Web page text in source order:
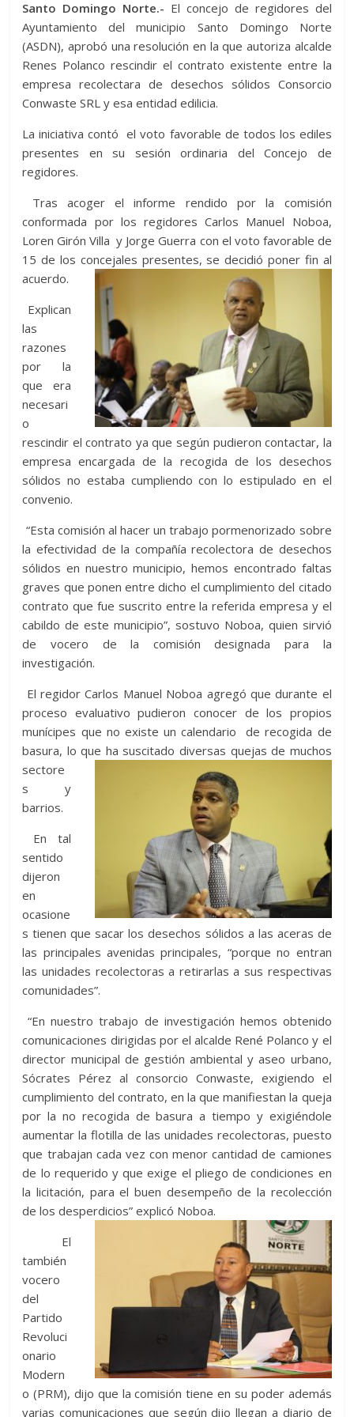
er s
A
p
p
di
t
b
o
o
k
e
n
g
er
p
e
gr
a
m
a
g
e
m
p
ar
ti
r
Santo Domingo Norte.- El concejo de regidores del
Ayuntamiento del municipio Santo Domingo Norte
(ASDN), aprobó una resolución en la que autoriza alcalde
Renes Polanco rescindir el contrato existente entre la
empresa recolectara de desechos sólidos Consorcio
Conwaste SRL y esa entidad edilicia.
La iniciativa contó el voto favorable de todos los ediles
presentes en su sesión ordinaria del Concejo de
regidores.
Tras acoger el informe rendido por la comisión
conformada por los regidores Carlos Manuel Noboa,
Loren Girón Villa y Jorge Guerra con el voto favorable de
15 de los concejales presentes, se decidió poner fin al
acuerdo.
Explican
las
razones
por la
que era
necesari
o
rescindir el contrato ya que según pudieron contactar, la
empresa encargada de la recogida de los desechos
sólidos no estaba cumpliendo con lo estipulado en el
convenio.
“Esta comisión al hacer un trabajo pormenorizado sobre
la efectividad de la compañía recolectora de desechos
sólidos en nuestro municipio, hemos encontrado faltas
graves que ponen entre dicho el cumplimiento del citado
contrato que fue suscrito entre la referida empresa y el
cabildo de este municipio”, sostuvo Noboa, quien sirvió
de vocero de la comisión designada para la
investigación.
El regidor Carlos Manuel Noboa agregó que durante el
proceso evaluativo pudieron conocer de los propios
munícipes que no existe un calendario de recogida de
basura, lo que ha suscitado diversas quejas de muchos
sectore
s y
barrios.
En tal
sentido
dijeron
en
ocasione
s tienen que sacar los desechos sólidos a las aceras de
las principales avenidas principales, “porque no entran
las unidades recolectoras a retirarlas a sus respectivas
comunidades”.
“En nuestro trabajo de investigación hemos obtenido
comunicaciones dirigidas por el alcalde René Polanco y el
director municipal de gestión ambiental y aseo urbano,
Sócrates Pérez al consorcio Conwaste, exigiendo el
cumplimiento del contrato, en la que manifiestan la queja
por la no recogida de basura a tiempo y exigiéndole
aumentar la flotilla de las unidades recolectoras, puesto
que trabajan cada vez con menor cantidad de camiones
de lo requerido y que exige el pliego de condiciones en
la licitación, para el buen desempeño de la recolección
de los desperdicios” explicó Noboa.
El
también
vocero
del
Partido
Revoluci
onario
Modern
o (PRM), dijo que la comisión tiene en su poder además
varias comunicaciones que según dijo llegan a diario de